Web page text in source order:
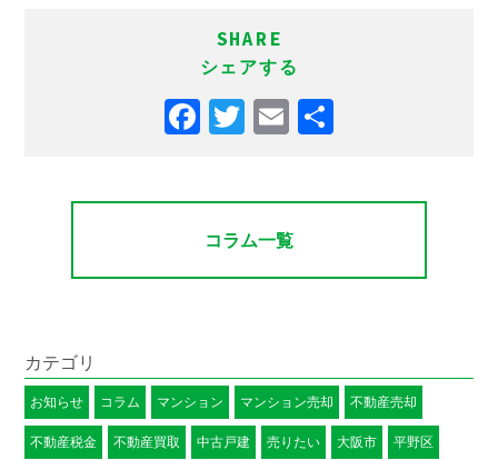
SHARE
シェアする
コラム一覧
カテゴリ
お知らせ コラム マンション マンション売却 不動産売却
不動産税金 不動産買取 中古戸建 売りたい 大阪市 平野区